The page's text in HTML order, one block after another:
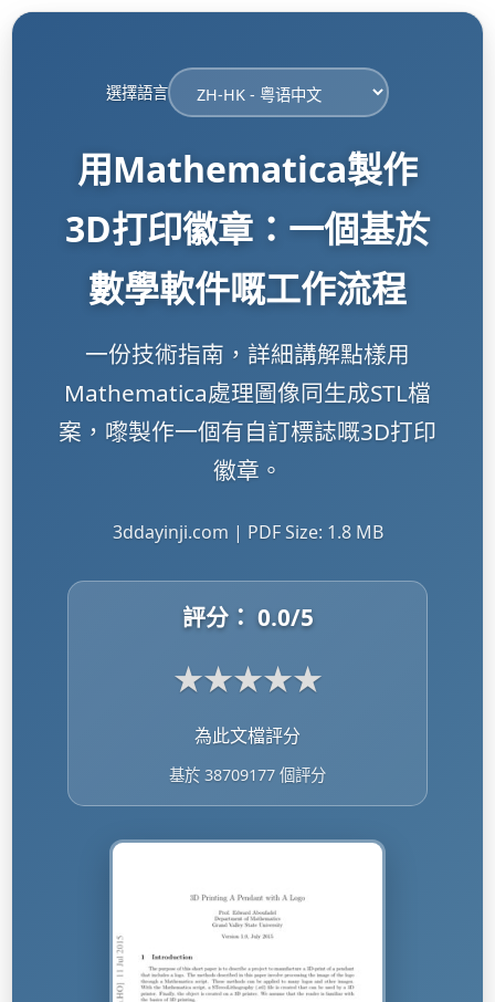
選擇語言
用Mathematica製作
3D打印徽章：一個基於
數學軟件嘅工作流程
一份技術指南，詳細講解點樣用
Mathematica處理圖像同生成STL檔
案，嚟製作一個有自訂標誌嘅3D打印
徽章。
3ddayinji.com | PDF Size: 1.8 MB
評分： 0.0/5
★★★★★
為此文檔評分
基於 38709177 個評分